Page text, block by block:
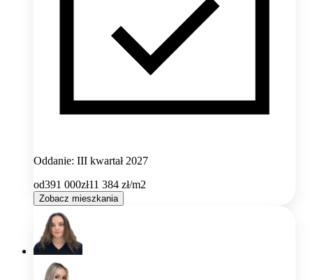
Oddanie: III kwartał 2027
od391 000zł11 384 zł/m2
Zobacz mieszkania